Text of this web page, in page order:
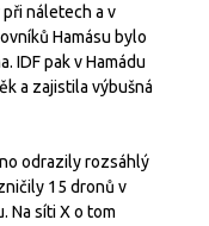
při náletech a v
Hamásu bylo
IDF pak v Hamádu
a zajistila výbušná
odrazily rozsáhlý
15 dronů v
Na síti X o tom